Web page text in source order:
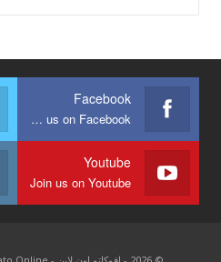
Facebook
Join us on Facebook
Youtube
Join us on Youtube